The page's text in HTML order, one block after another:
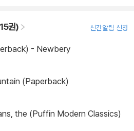
권) 신간알림 신청
- Newbery
(Paperback)
the (Puffin Modern Classics)